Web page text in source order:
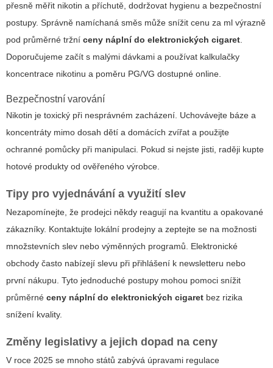
přesně měřit nikotin a příchutě, dodržovat hygienu a bezpečnostní
postupy. Správně namíchaná směs může snížit cenu za ml výrazně
pod průměrné tržní ceny náplní do elektronických cigaret.
Doporučujeme začít s malými dávkami a používat kalkulačky
koncentrace nikotinu a poměru PG/VG dostupné online.
Bezpečnostní varování
Nikotin je toxický při nesprávném zacházení. Uchovávejte báze a
koncentráty mimo dosah dětí a domácích zvířat a použijte
ochranné pomůcky při manipulaci. Pokud si nejste jisti, raději kupte
hotové produkty od ověřeného výrobce.
Tipy pro vyjednávání a využití slev
Nezapomínejte, že prodejci někdy reagují na kvantitu a opakované
zákazníky. Kontaktujte lokální prodejny a zeptejte se na možnosti
množstevních slev nebo výměnných programů. Elektronické
obchody často nabízejí slevu při přihlášení k newsletteru nebo
první nákupu. Tyto jednoduché postupy mohou pomoci snížit
průměrné ceny náplní do elektronických cigaret bez rizika
snížení kvality.
Změny legislativy a jejich dopad na ceny
V roce 2025 se mnoho států zabývá úpravami regulace